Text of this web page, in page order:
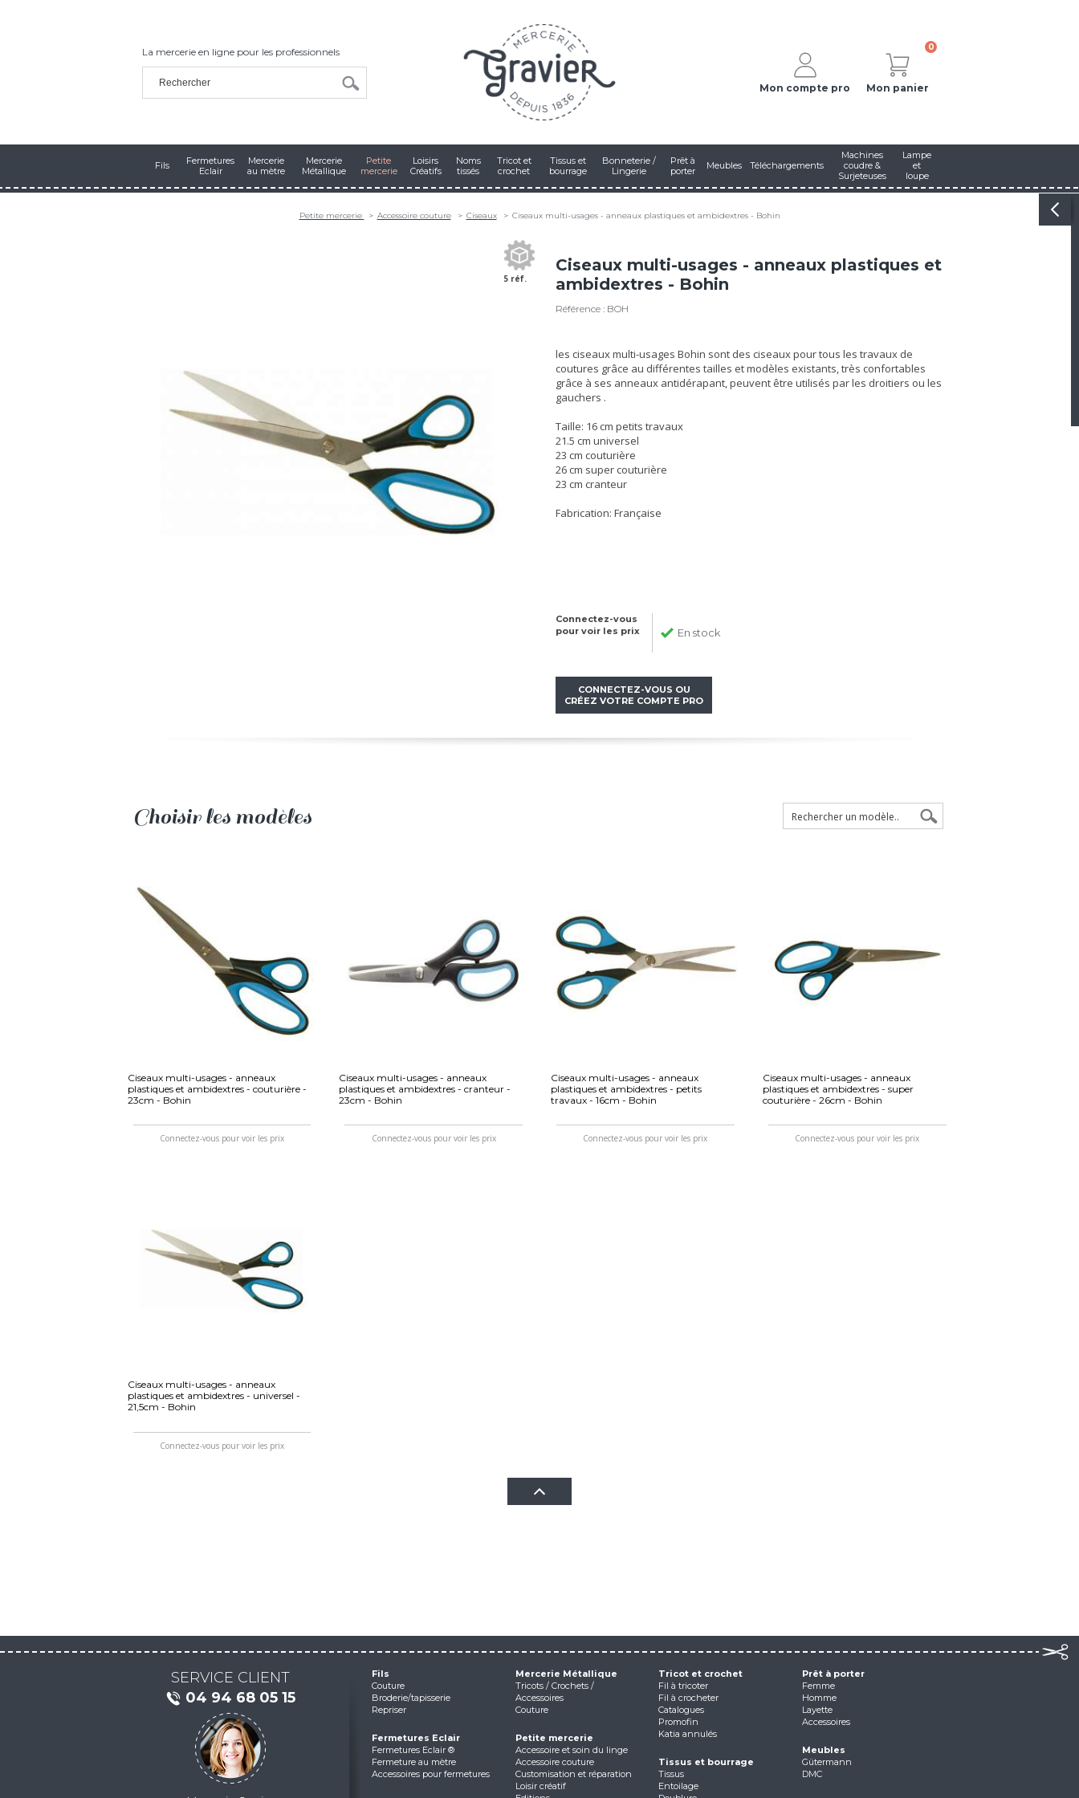
La mercerie en ligne pour les professionnels
Mon compte pro
0
Mon panier
Fils
Fermetures
Eclair
Mercerie
au mètre
Mercerie
Métallique
Petite
mercerie
Loisirs
Créatifs
Noms
tissés
Tricot et
crochet
Tissus et
bourrage
Bonneterie /
Lingerie
Prêt à
porter
Meubles Téléchargements
Machines
coudre &
Surjeteuses
Lampe
et
loupe
Petite mercerie Accessoire couture Ciseaux Ciseaux multi-usages - anneaux plastiques et ambidextres - Bohin
5 réf.
Ciseaux multi-usages - anneaux plastiques et
ambidextres - Bohin
Référence : BOH
les ciseaux multi-usages Bohin sont des ciseaux pour tous les travaux de
coutures grâce au différentes tailles et modèles existants, très confortables
grâce à ses anneaux antidérapant, peuvent être utilisés par les droitiers ou les
gauchers .
Taille: 16 cm petits travaux
21.5 cm universel
23 cm couturière
26 cm super couturière
23 cm cranteur
Fabrication: Française
Connectez-vous
pour voir les prix
En stock
CONNECTEZ-VOUS OU
CRÉEZ VOTRE COMPTE PRO
Choisir les modèles
Ciseaux multi-usages - anneaux
plastiques et ambidextres - couturière -
23cm - Bohin
Connectez-vous pour voir les prix
Ciseaux multi-usages - anneaux
plastiques et ambidextres - cranteur -
23cm - Bohin
Connectez-vous pour voir les prix
Ciseaux multi-usages - anneaux
plastiques et ambidextres - petits
travaux - 16cm - Bohin
Connectez-vous pour voir les prix
Ciseaux multi-usages - anneaux
plastiques et ambidextres - super
couturière - 26cm - Bohin
Connectez-vous pour voir les prix
Ciseaux multi-usages - anneaux
plastiques et ambidextres - universel -
21,5cm - Bohin
Connectez-vous pour voir les prix
SERVICE CLIENT
04 94 68 05 15
Fils
Couture
Broderie/tapisserie
Repriser
Fermetures Eclair
Fermetures Eclair ®
Fermeture au mètre
Accessoires pour fermetures
Mercerie Métallique
Tricots / Crochets /
Accessoires
Couture
Petite mercerie
Accessoire et soin du linge
Accessoire couture
Customisation et réparation
Loisir créatif
Tricot et crochet
Fil à tricoter
Fil à crocheter
Catalogues
Promofin
Katia annulés
Tissus et bourrage
Tissus
Entoilage
Prêt à porter
Femme
Homme
Layette
Accessoires
Meubles
Gütermann
DMC